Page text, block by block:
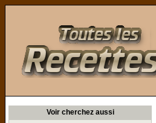
Voir cherchez aussi